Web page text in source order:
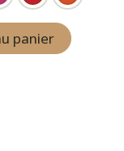
panier